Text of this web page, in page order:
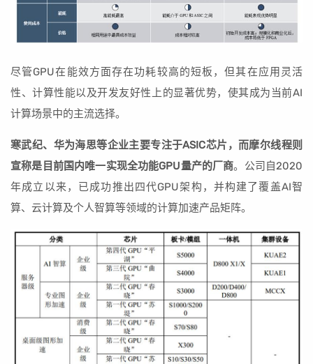
尽管GPU在能效方面存在功耗较高的短板，但其在应用灵活
性、计算性能以及开发友好性上的显著优势，使其成为当前AI
计算场景中的主流选择。
寒武纪、华为海思等企业主要专注于ASIC芯片，而摩尔线程则
宣称是目前国内唯一实现全功能GPU量产的厂商。公司自2020
年成立以来，已成功推出四代GPU架构，并构建了覆盖AI智
算、云计算及个人智算等领域的计算加速产品矩阵。